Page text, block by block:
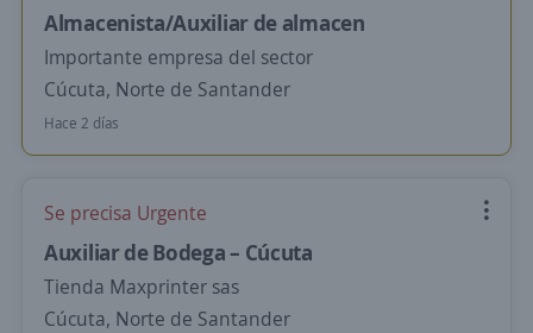
Almacenista/Auxiliar de almacen
Importante empresa del sector
Cúcuta, Norte de Santander
Hace 2 días
Se precisa Urgente
Auxiliar de Bodega – Cúcuta
Tienda Maxprinter sas
Cúcuta, Norte de Santander